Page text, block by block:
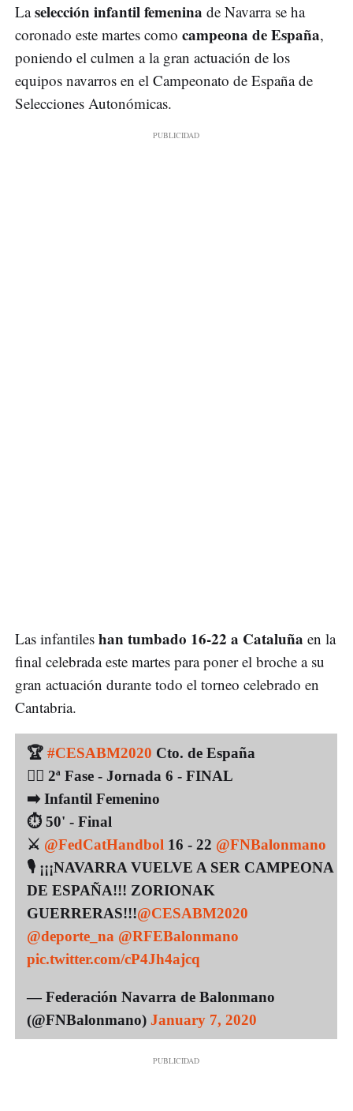
Laselección infantil femenina de Navarra se ha
coronado este martes como campeona de España,
poniendo el culmen a la gran actuación de los
equipos navarros en el Campeonato de España de
Selecciones Autonómicas.
Las infantiles han tumbado 16-22 a Cataluña en la
final celebrada este martes para poner el broche a su
gran actuación durante todo el torneo celebrado en
Cantabria.
🏆 #CESABM2020 Cto. de España
👉🏼 2ª Fase - Jornada 6 - FINAL
➡️ Infantil Femenino
⏱️ 50' - Final
⚔️ @FedCatHandbol 16 - 22 @FNBalonmano
🎙️ ¡¡¡NAVARRA VUELVE A SER CAMPEONA
DE ESPAÑA!!! ZORIONAK
GUERRERAS!!!@CESABM2020
@deporte_na @RFEBalonmano
pic.twitter.com/cP4Jh4ajcq
— Federación Navarra de Balonmano
(@FNBalonmano) January 7, 2020